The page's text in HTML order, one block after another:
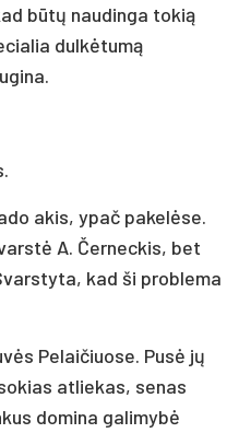
būtų naudinga tokią
dulkėtumą
akis, ypač pakelėse.
A. Černeckis, bet
kad ši problema
Pelaičiuose. Pusė jų
atliekas, senas
domina galimybė